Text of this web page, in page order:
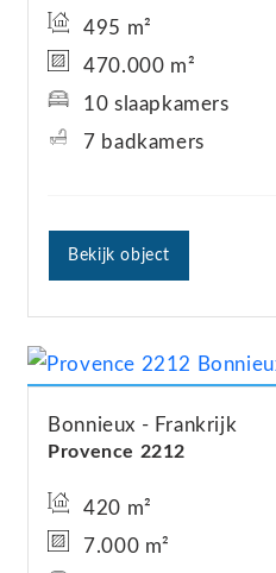
495 m²
470.000 m²
10 slaapkamers
7 badkamers
Bekijk object
Provence 2212
Bonnieux Frankrijk
420 m²
7.000 m²